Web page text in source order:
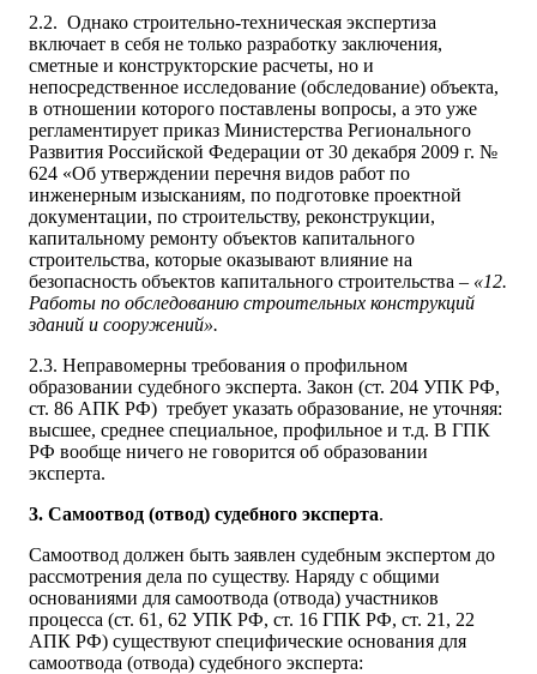
2.2. Однако строительно-техническая экспертиза
включает в себя не только разработку заключения,
сметные и конструкторские расчеты, но и
непосредственное исследование (обследование) объекта,
в отношении которого поставлены вопросы, а это уже
регламентирует приказ Министерства Регионального
Развития Российской Федерации от 30 декабря 2009 г. №
624 «Об утверждении перечня видов работ по
инженерным изысканиям, по подготовке проектной
документации, по строительству, реконструкции,
капитальному ремонту объектов капитального
строительства, которые оказывают влияние на
безопасность объектов капитального строительства – «12.
Работы по обследованию строительных конструкций
зданий и сооружений».
2.3. Неправомерны требования о профильном
образовании судебного эксперта. Закон (ст. 204 УПК РФ,
ст. 86 АПК РФ) требует указать образование, не уточняя:
высшее, среднее специальное, профильное и т.д. В ГПК
РФ вообще ничего не говорится об образовании
эксперта.
3. Самоотвод (отвод) судебного эксперта.
Самоотвод должен быть заявлен судебным экспертом до
рассмотрения дела по существу. Наряду с общими
основаниями для самоотвода (отвода) участников
процесса (ст. 61, 62 УПК РФ, ст. 16 ГПК РФ, ст. 21, 22
АПК РФ) существуют специфические основания для
самоотвода (отвода) судебного эксперта: